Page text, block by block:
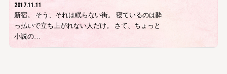
2017.11.11
新宿。 そう、それは眠らない街。 寝ているのは酔
っ払いで立ち上がれない人だけ。 さて、ちょっと
小説の…